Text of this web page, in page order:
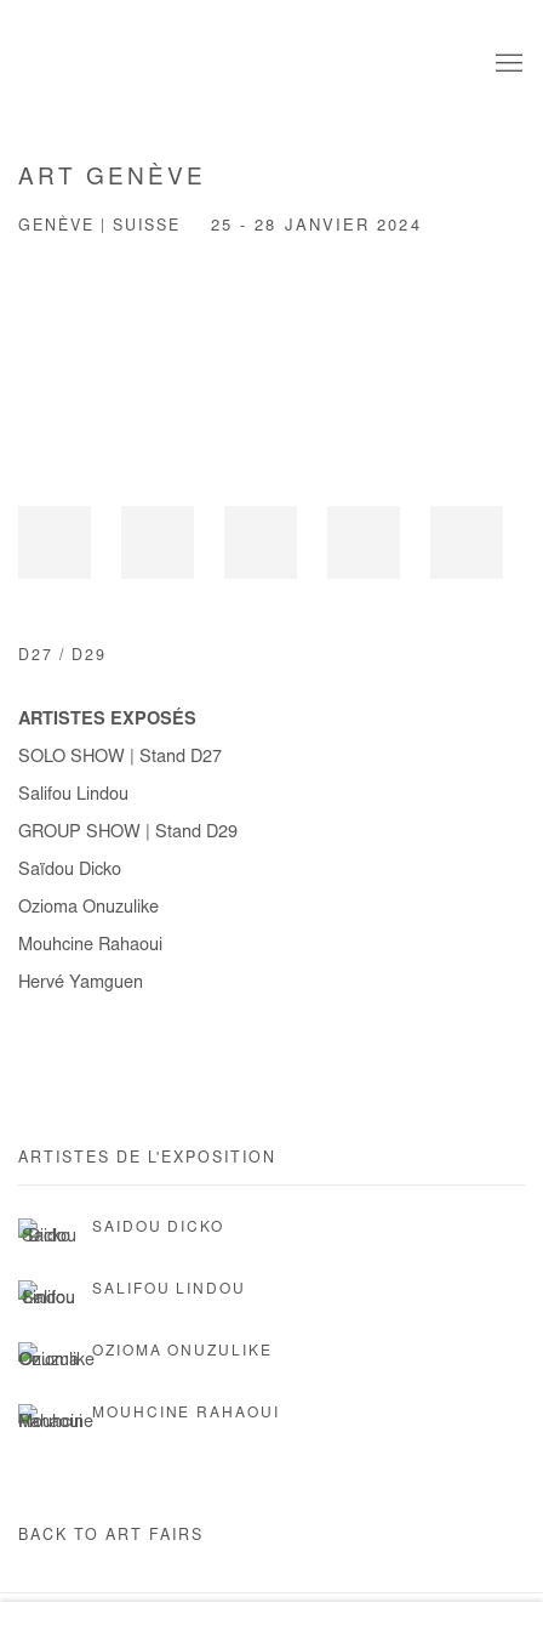
ART GENÈVE
GENÈVE | SUISSE 25 - 28 JANVIER 2024
D27 / D29
ARTISTES EXPOSÉS
SOLO SHOW | Stand D27
Salifou Lindou
GROUP SHOW | Stand D29
Saïdou Dicko
Ozioma Onuzulike
Mouhcine Rahaoui
Hervé Yamguen
ARTISTES DE L'EXPOSITION
SAIDOU DICKO
SALIFOU LINDOU
OZIOMA ONUZULIKE
MOUHCINE RAHAOUI
BACK TO ART FAIRS